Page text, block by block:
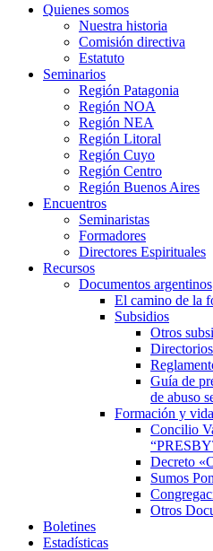
Quienes somos
Nuestra historia
Comisión directiva
Estatuto
Seminarios
Región Patagonia
Región NOA
Región NEA
Región Litoral
Región Cuyo
Región Centro
Región Buenos Aires
Encuentros
Seminaristas
Formadores
Directores Espirituales
Recursos
Documentos argentinos
El camino de la
Subsidios
Otros
Directorios
Guía de
de abuso
Formación y
Concilio
Decreto
Sumos
Otros
Boletines
Estadísticas